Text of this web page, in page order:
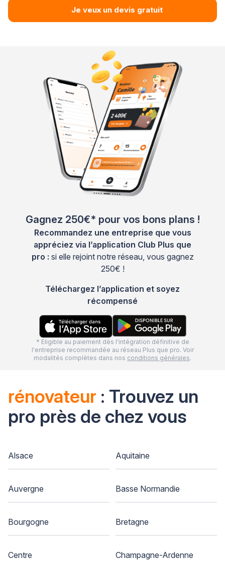
Je veux un devis gratuit
Gagnez 250€* pour vos bons plans !
Recommandez une entreprise que vous
appréciez via l’application Club Plus que
pro : si elle rejoint notre réseau, vous gagnez
250€ !
Téléchargez l’application et soyez
récompensé
* Eligible au paiement dès l'intégration définitive de
l'entreprise recommandée au réseau Plus que pro. Voir
modalités complètes dans nos conditions générales.
rénovateur : Trouvez un
pro près de chez vous
Alsace Aquitaine
Auvergne Basse Normandie
Bourgogne Bretagne
Centre Champagne-Ardenne